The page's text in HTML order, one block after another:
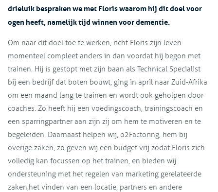
drieluik bespraken we met Floris waarom hij dit doel voor
ogen heeft, namelijk tijd winnen voor dementie.
Om naar dit doel toe te werken, richt Floris zijn leven
momenteel compleet anders in dan voordat hij begon met
trainen. Hij is gestopt met zijn baan als Technical Specialist
bij een bedrijf dat boten bouwt, ging in april naar Zuid-Afrika
om een maand lang te trainen en wordt ook geholpen door
coaches. Zo heeft hij een voedingscoach, trainingscoach en
een sparringpartner aan zijn zij om hem te motiveren en te
begeleiden. Daarnaast helpen wij, o2Factoring, hem bij
overige zaken, zo geven wij een budget vrij zodat Floris zich
volledig kan focussen op het trainen, en bieden wij
ondersteuning met het regelen van marketing gerelateerde
zaken,het vinden van een locatie, partners en andere